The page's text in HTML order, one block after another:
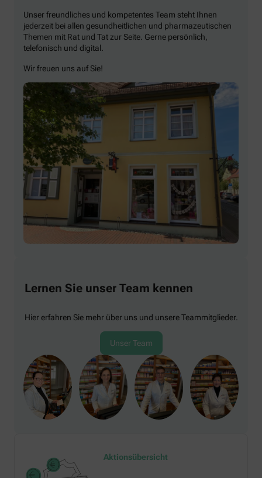
Unser freundliches und kompetentes Team steht Ihnen
jederzeit bei allen gesundheitlichen und pharmazeutischen
Themen mit Rat und Tat zur Seite. Gerne persönlich,
telefonisch und digital.
Wir freuen uns auf Sie!
Lernen Sie unser Team kennen
Hier erfahren Sie mehr über uns und unsere Teammitglieder.
Unser Team
Aktionsübersicht